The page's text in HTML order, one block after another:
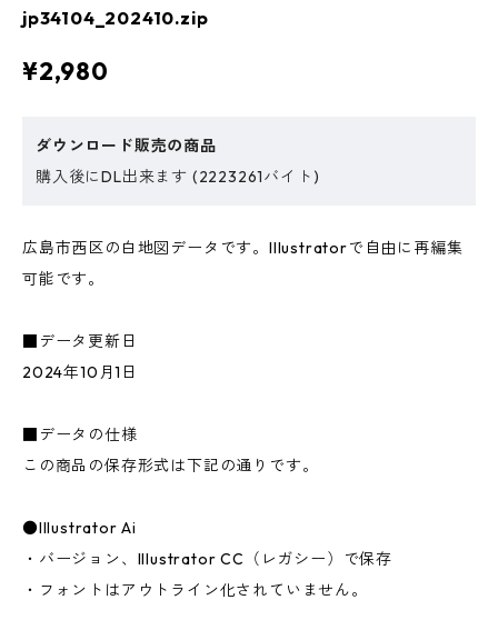
jp34104_202410.zip
¥2,980
ダウンロード販売の商品
購入後にDL出来ます (2223261バイト)
広島市西区の白地図データです。Illustratorで自由に再編集
可能です。
■データ更新日
2024年10月1日
■データの仕様
この商品の保存形式は下記の通りです。
●Illustrator Ai
・バージョン、Illustrator CC（レガシー）で保存
・フォントはアウトライン化されていません。